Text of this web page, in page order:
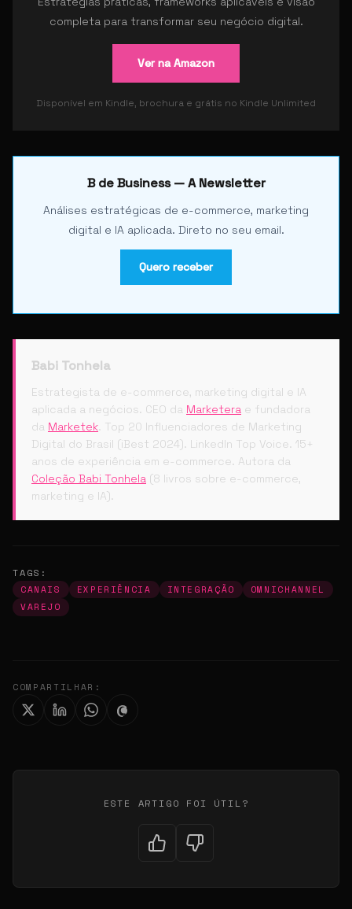
completa para transformar seu negócio digital.
Ver na Amazon
Disponível em Kindle, brochura e grátis no Kindle Unlimited
B de Business — A Newsletter
Análises estratégicas de e-commerce, marketing
digital e IA aplicada. Direto no seu email.
Quero receber
Babi Tonhela
Estrategista de e-commerce, marketing digital e IA
aplicada a negócios. CEO da Marketera e fundadora
da Marketek. Top 20 Influenciadores de Marketing
Digital do Brasil (iBest 2024). LinkedIn Top Voice. 15+
anos de experiência em e-commerce. Autora da
Coleção Babi Tonhela (8 livros sobre e-commerce,
marketing e IA).
TAGS:
CANAIS EXPERIÊNCIA INTEGRAÇÃO
OMNICHANNEL
VAREJO
COMPARTILHAR:
ESTE ARTIGO FOI ÚTIL?